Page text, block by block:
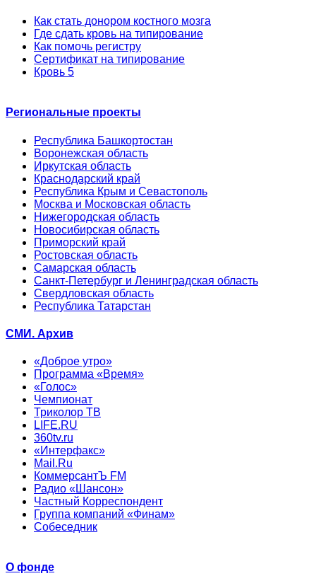
Как стать донором костного мозга
Где сдать кровь на типирование
Как помочь регистру
Сертификат на типирование
Кровь 5
Региональные проекты
Республика Башкортостан
Воронежская область
Иркутская область
Краснодарский край
Республика Крым и Севастополь
Москва и Московская область
Нижегородская область
Новосибирская область
Приморский край
Ростовская область
Самарская область
Санкт-Петербург и Ленинградская область
Свердловская область
Республика Татарстан
СМИ. Архив
«Доброе утро»
Программа «Время»
«Голос»
Чемпионат
Триколор ТВ
LIFE.RU
360tv.ru
«Интерфакс»
Mail.Ru
КоммерсантЪ FM
Радио «Шансон»
Частный Корреспондент
Группа компаний «Финам»
Собеседник
О фонде